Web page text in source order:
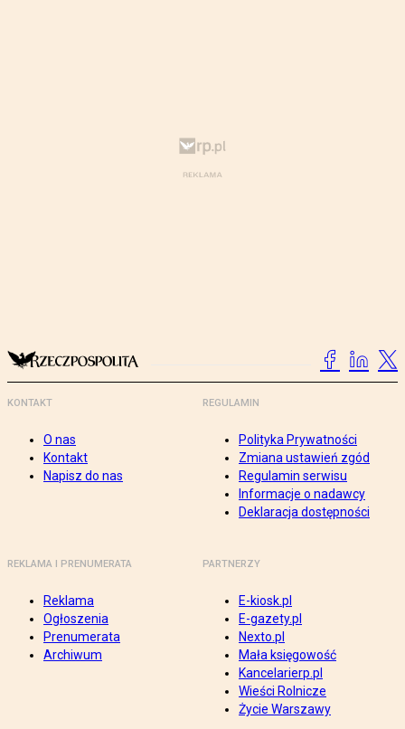
KONTAKT
O nas
Kontakt
Napisz do nas
REGULAMIN
Polityka Prywatności
Zmiana ustawień zgód
Regulamin serwisu
Informacje o nadawcy
Deklaracja dostępności
REKLAMA I PRENUMERATA
Reklama
Ogłoszenia
Prenumerata
Archiwum
PARTNERZY
E-kiosk.pl
E-gazety.pl
Nexto.pl
Mała księgowość
Kancelarierp.pl
Wieści Rolnicze
Życie Warszawy